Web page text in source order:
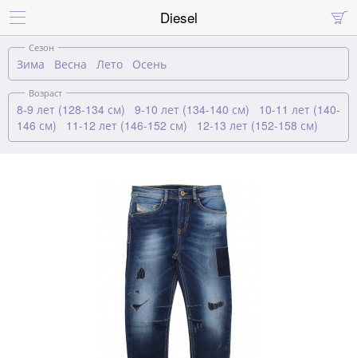
 
Diesel
Сезон
Зима Весна Лето Осень
Возраст
8-9 лет (128-134 см) 9-10 лет (134-140 см)
10-11 лет (140-
146 см)
11-12 лет (146-152 см) 12-13 лет (152-158 см)